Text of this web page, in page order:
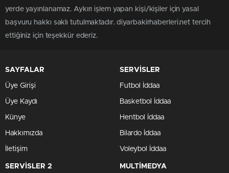
yerde yayınlanamaz. Aykırı işlem yapan kişi/kişiler için yasal
başvuru hakkı saklı tutulmaktadır. diyarbakirhaberleri.net tercih
ettiğiniz için teşekkür ederiz.
SAYFALAR
Üye Girişi
Üye Kaydı
Künye
Hakkımızda
İletişim
SERVİSLER
Futbol İddaa
Basketbol İddaa
Hentbol İddaa
Bilardo İddaa
Voleybol İddaa
SERVİSLER 2 MULTİMEDYA